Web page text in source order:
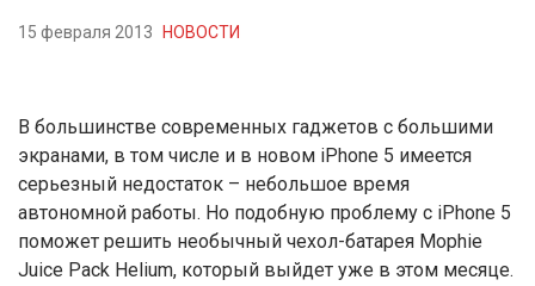
15 февраля 2013 НОВОСТИ
В большинстве современных гаджетов с большими
экранами, в том числе и в новом iPhone 5 имеется
серьезный недостаток – небольшое время
автономной работы. Но подобную проблему с iPhone 5
поможет решить необычный чехол-батарея Mophie
Juice Pack Helium, который выйдет уже в этом месяце.